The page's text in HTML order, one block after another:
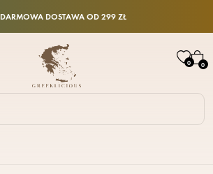
DARMOWA DOSTAWA OD 299 ZŁ
0 0